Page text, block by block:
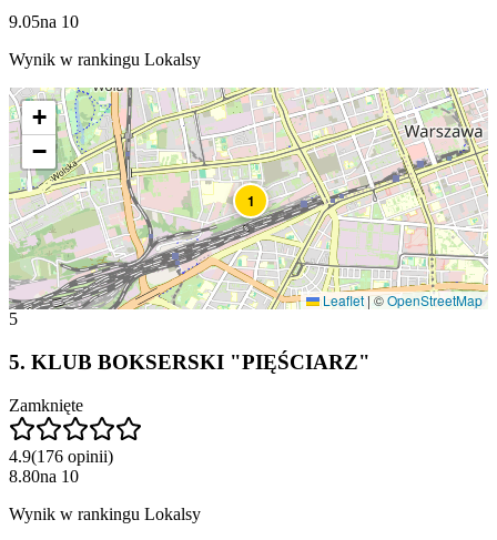
9.05na 10
Wynik w rankingu Lokalsy
1
+
−
Leaflet|©OpenStreetMap
5
5. KLUB BOKSERSKI "PIĘŚCIARZ"
Zamknięte
4.9(176 opinii)
8.80na 10
Wynik w rankingu Lokalsy